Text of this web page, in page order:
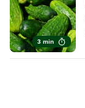
3 min